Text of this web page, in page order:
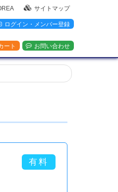
サイトマップ
ログイン・メンバー登録
ート お問い合わせ